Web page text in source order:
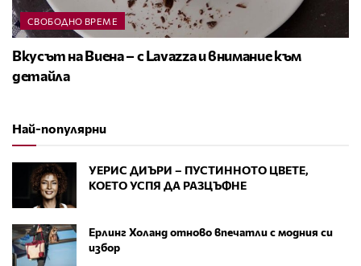
СВОБОДНО ВРЕМЕ
Вкусът на Виена – с Lavazza и внимание към
детайла
Най-популярни
УЕРИС ДИЪРИ – ПУСТИННОТО ЦВЕТЕ,
КОЕТО УСПЯ ДА РАЗЦЪФНЕ
Ерлинг Холанд отново впечатли с модния си
избор